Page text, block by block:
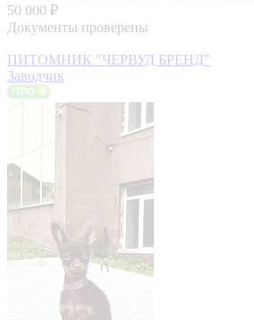
50 000 ₽
Документы проверены
ПИТОМНИК "ЧЕРВУД БРЕНД"
Заводчик